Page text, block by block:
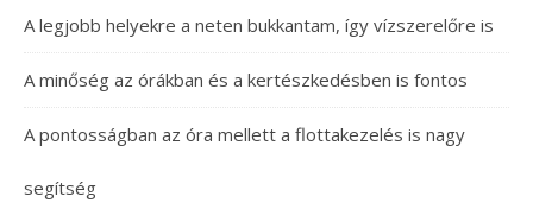
A legjobb helyekre a neten bukkantam, így vízszerelőre is
A minőség az órákban és a kertészkedésben is fontos
A pontosságban az óra mellett a flottakezelés is nagy
segítség